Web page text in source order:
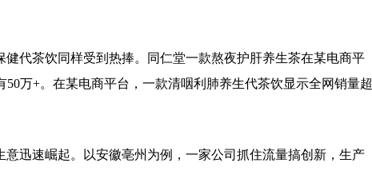
健代茶饮同样受到热捧。同仁堂一款熬夜护肝养生茶在某电商平
50万+。在某电商平台，一款清咽利肺养生代茶饮显示全网销量超
意迅速崛起。以安徽亳州为例，一家公司抓住流量搞创新，生产